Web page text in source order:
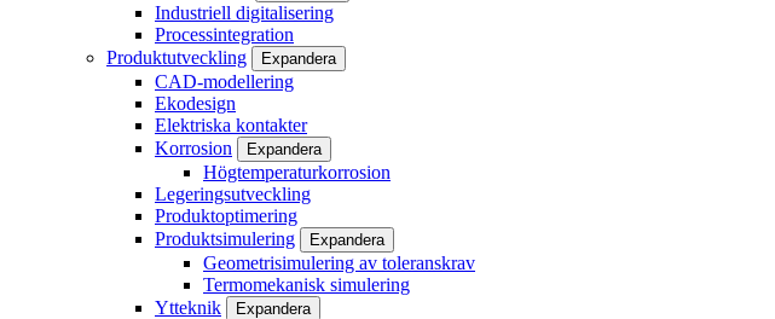
Industriell digitalisering
Processintegration
Produktutveckling
Expandera
CAD-modellering
Ekodesign
Elektriska kontakter
Korrosion
Expandera
Högtemperaturkorrosion
Legeringsutveckling
Produktoptimering
Produktsimulering
Expandera
Geometrisimulering av toleranskrav
Termomekanisk simulering
Ytteknik
Expandera